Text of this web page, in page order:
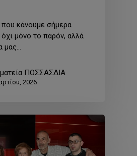
που κάνουμε σήμερα
μόνο το παρόν, αλλά
μας…
ΠΟΣΣΑΣΔΙΑ
2026